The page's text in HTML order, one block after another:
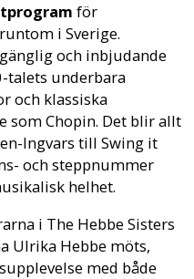
för
i Sverige.
och inbjudande
talets underbara
och klassiska
som Chopin. Det blir allt
Ingvars till Swing it
och steppnummer
helhet.
i The Hebbe Sisters
Ulrika Hebbe möts,
med både